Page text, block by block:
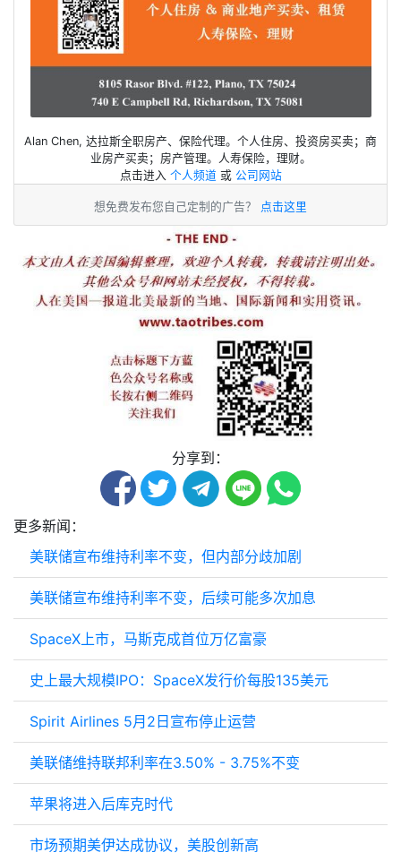
Alan Chen, 达拉斯全职房产、保险代理。个人住房、投资房买卖；商
业房产买卖；房产管理。人寿保险，理财。
点击进入 个人频道 或 公司网站
想免费发布您自己定制的广告？ 点击这里
分享到：
更多新闻：
美联储宣布维持利率不变，但内部分歧加剧
美联储宣布维持利率不变，后续可能多次加息
SpaceX上市，马斯克成首位万亿富豪
史上最大规模IPO：SpaceX发行价每股135美元
Spirit Airlines 5月2日宣布停止运营
美联储维持联邦利率在3.50% - 3.75%不变
苹果将进入后库克时代
市场预期美伊达成协议，美股创新高